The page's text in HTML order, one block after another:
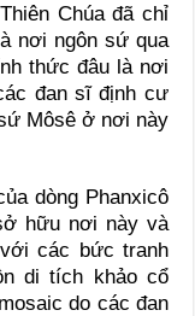
Chúa đã chỉ
nơi ngôn sứ qua
thức đâu là nơi
đan sĩ định cư
Môsê ở nơi này
dòng Phanxicô
hữu nơi này và
các bức tranh
di tích khảo cổ
do các đan